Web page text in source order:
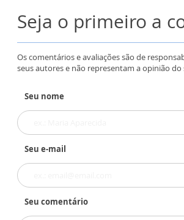
Seja o primeiro a
Os comentários e avaliações são de
seus autores e não representam a opinião do
Seu nome
Seu e-mail
Seu comentário